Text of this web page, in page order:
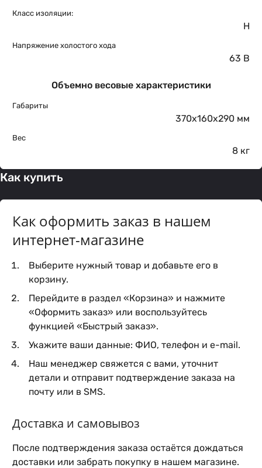
Класс изоляции:
H
Напряжение холостого хода
63 В
Объемно весовые характеристики
Габариты
370х160х290 мм
Вес
8 кг
Как купить
Как оформить заказ в нашем
интернет-магазине
Выберите нужный товар и добавьте его в
корзину.
Перейдите в раздел «Корзина» и нажмите
«Оформить заказ» или воспользуйтесь
функцией «Быстрый заказ».
Укажите ваши данные: ФИО, телефон и e-mail.
Наш менеджер свяжется с вами, уточнит
детали и отправит подтверждение заказа на
почту или в SMS.
Доставка и самовывоз
После подтверждения заказа остаётся дождаться
доставки или забрать покупку в нашем магазине.